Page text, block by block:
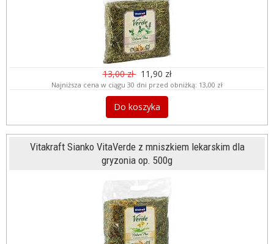
13,00 zł 11,90 zł
Najniższa cena w ciągu 30 dni przed obniżką: 13,00 zł
Do koszyka
Vitakraft Sianko VitaVerde z mniszkiem lekarskim dla
gryzonia op. 500g